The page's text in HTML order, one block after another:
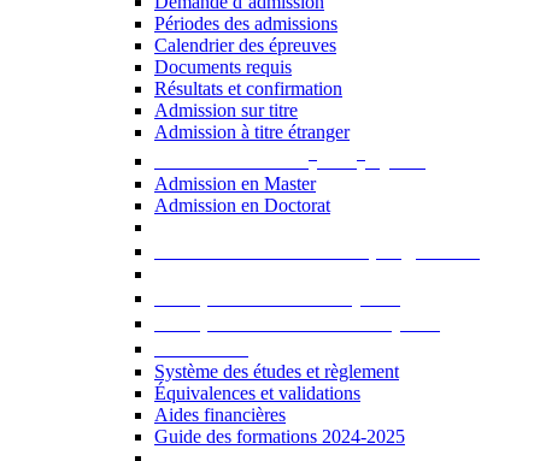
Périodes des admissions
Calendrier des épreuves
Documents requis
Résultats et confirmation
Admission sur titre
Admission à titre étranger
Admission en Master
Admission en Doctorat
Système des études et règlement
Équivalences et validations
Aides financières
Guide des formations 2024-2025